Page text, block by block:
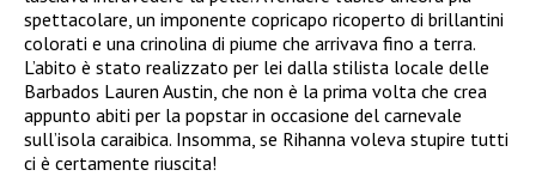
spettacolare, un imponente copricapo ricoperto di brillantini
colorati e una crinolina di piume che arrivava fino a terra.
L’abito è stato realizzato per lei dalla stilista locale delle
Barbados Lauren Austin, che non è la prima volta che crea
appunto abiti per la popstar in occasione del carnevale
sull’isola caraibica. Insomma, se Rihanna voleva stupire tutti
ci è certamente riuscita!